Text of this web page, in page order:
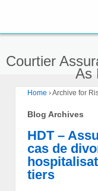
Courtier
As
Home ›Archive for
Blog Archives
HDT –
cas de
tiers